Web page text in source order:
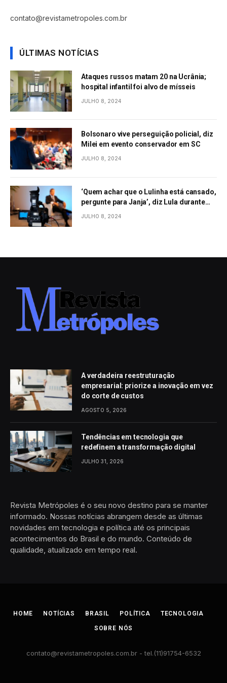
contato@revistametropoles.com.br
ÚLTIMAS NOTÍCIAS
Ataques russos matam 20 na Ucrânia;
hospital infantil foi alvo de mísseis
JULHO 8, 2024
Bolsonaro vive perseguição policial, diz
Milei em evento conservador em SC
JULHO 8, 2024
‘Quem achar que o Lulinha está cansado,
pergunte para Janja’, diz Lula durante
JULHO 8, 2024
A verdadeira reestruturação
empresarial: priorize a inovação em vez
do corte de custos
AGOSTO 5, 2026
Tendências em tecnologia que
redefinem a transformação digital
JULHO 31, 2026
Revista Metrópoles é o seu novo destino para se manter
informado. Nossas notícias abrangem desde as últimas
novidades em tecnologia e política até os principais
acontecimentos do Brasil e do mundo. Conteúdo de
qualidade, atualizado em tempo real.
HOME NOTÍCIAS BRASIL POLÍTICA TECNOLOGIA
SOBRE NÓS
contato@revistametropoles.com.br- tel.(11)91754-6532